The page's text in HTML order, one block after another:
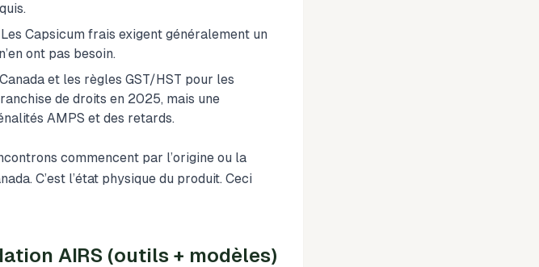
Capsicum frais exigent généralement un
ont pas besoin.
et les règles GST/HST pour les
de droits en 2025, mais une
AMPS et des retards.
commencent par l’origine ou la
C’est l’état physique du produit. Ceci
AIRS (outils + modèles)